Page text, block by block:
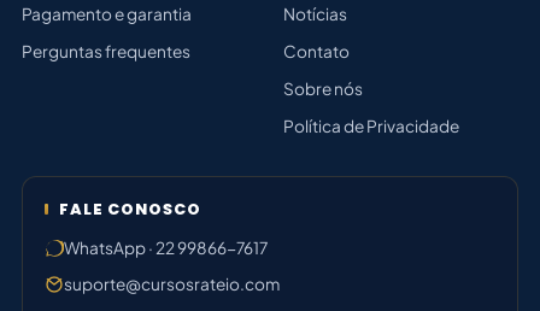
Pagamento e garantia
Perguntas frequentes
Notícias
Contato
Sobre nós
Política de Privacidade
FALE CONOSCO
WhatsApp · 22 99866-7617
suporte@cursosrateio.com